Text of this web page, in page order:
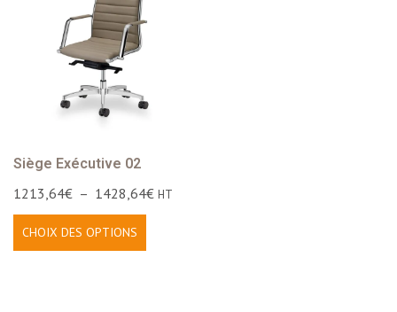
Siège Exécutive 02
1213,64€ – 1428,64€ HT
CHOIX DES OPTIONS